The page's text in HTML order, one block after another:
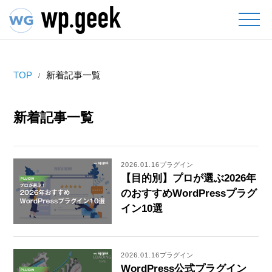
TOP 新着記事一覧
新着記事一覧
2026.01.16プラグイン
【目的別】プロが選ぶ2026年
のおすすめWordPressプラグ
イン10選
2026.01.16プラグイン
WordPress公式プラグイン